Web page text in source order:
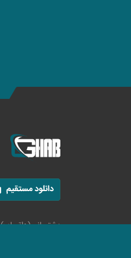
پشتیبانی(واتساپ)